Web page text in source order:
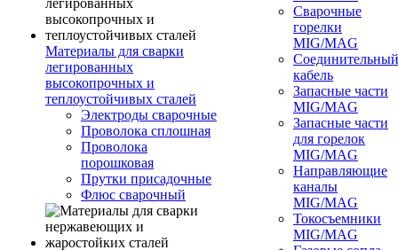
Материалы для сварки
легированных
высокопрочных и
теплоустойчивых сталей
Электроды сварочные
Проволока сплошная
Проволока
порошковая
Прутки присадочные
Флюс сварочный
Сварочные
горелки
MIG/MAG
Соединительный
кабель
Запасные части
MIG/MAG
Запасные части
для горелок
MIG/MAG
Направляющие
каналы
MIG/MAG
Токосъемники
MIG/MAG